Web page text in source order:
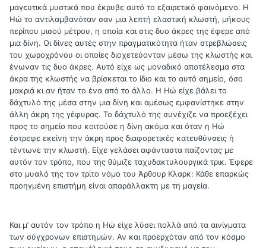
μαγευτικά μυστικά που έκρυβε αυτό το εξαιρετικό φαινόμενο. Η
Ηώ το αντιλαμβανόταν σαν μια λεπτή ελαστική κλωστή, μήκους
περίπου μισού μέτρου, η οποία και στις δυο άκρες της έφερε από
μια δίνη. Οι δίνες αυτές στην πραγματικότητα ήταν στρεβλώσεις
του χωροχρόνου οι οποίες διοχετεύονταν μέσω της κλωστής και
ένωναν τις δυο άκρες. Αυτό είχε ως μοναδικό αποτέλεσμα στα
άκρα της κλωστής να βρίσκεται το ίδιο και το αυτό σημείο, όσο
μακριά κι αν ήταν το ένα από το άλλο. Η Ηώ είχε βάλει το
δάχτυλό της μέσα στην μια δίνη και αμέσως εμφανίστηκε στην
άλλη άκρη της γέφυρας. Το δάχτυλό της συνέχιζε να προεξέχει
προς το σημείο που κοιτούσε η δίνη ακόμα και όταν η Ηώ
έστρεφε εκείνη την άκρη προς διαφορετικές κατευθύνσεις ή
τέντωνε την κλωστή. Είχε γελάσει αφάνταστα παίζοντας με
αυτόν τον τρόπο, που της θύμιζε ταχυδακτυλουργικά τρικ. Έφερε
στο μυαλό της τον τρίτο νόμο του Άρθουρ Κλαρκ: Κάθε επαρκώς
προηγμένη επιστήμη είναι απαράλλακτη με τη μαγεία.
Και μ’ αυτόν τον τρόπο η Ηώ είχε λύσει πολλά από τα αινίγματα
των σύγχρονων επιστημών. Αν και προερχόταν από τον κόσμο